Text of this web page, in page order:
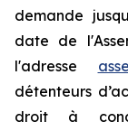
demande
date de
l'adresse
détenteurs
droit à